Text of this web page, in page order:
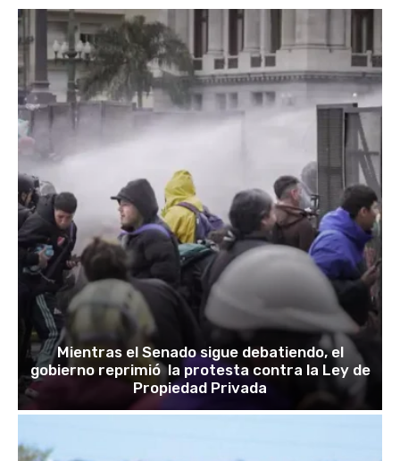
Mientras el Senado sigue debatiendo, el
gobierno reprimió la protesta contra la Ley de
Propiedad Privada